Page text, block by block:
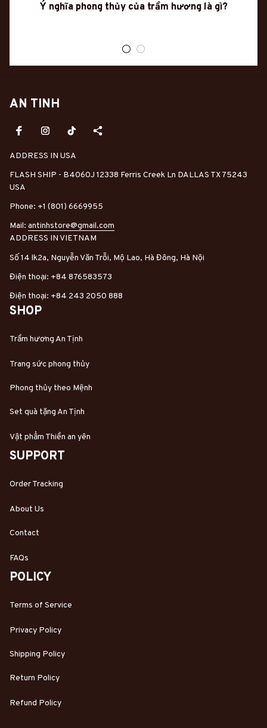
Ý nghĩa phong thủy của trầm hương là gì?
AN TINH
ADDRESS IN USA
FLASH SHIP - B4060J 12338 Ferris Creek Ln DALLAS TX 75243
USA
Phone: +1 (801) 6669955
Mail: antinhstore@gmail.com
ADDRESS IN VIETNAM
Số 14 lk2a, Nguyễn Văn Trỗi, Mộ Lao, Hà Đông, Hà Nội
Điện thoại: +84 876583573
Điện thoại: +84 243 2050 888
SHOP
Trầm hương An Tịnh
Trang sức phong thủy
Phong thủy theo Mệnh
Set quà tặng An Tịnh
Vật phẩm Thiền an yên
SUPPORT
Order Tracking
About Us
Contact
FAQs
POLICY
Terms of Service
Privacy Policy
Shipping Policy
Return Policy
Refund Policy